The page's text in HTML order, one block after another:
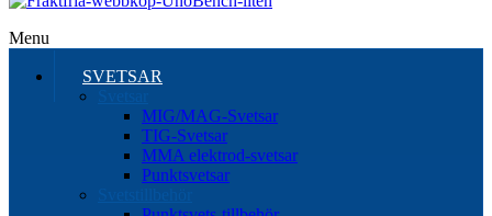
Menu
SVETSAR
MIG/MAG-Svetsar
TIG-Svetsar
MMA elektrod-svetsar
Punktsvetsar